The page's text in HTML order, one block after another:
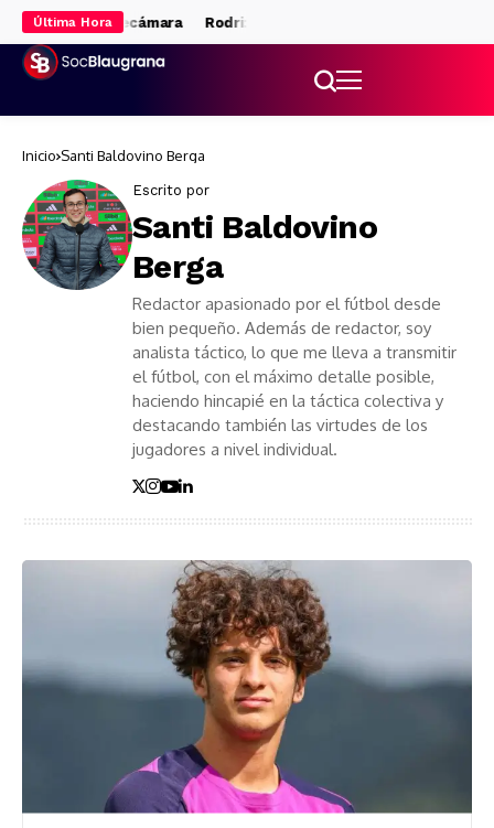
Última Hora
en la recámara Rodri: fichaje superlativo
Inicio Santi Baldovino Berga
Escrito por
Santi Baldovino
Berga
Redactor apasionado por el fútbol desde
bien pequeño. Además de redactor, soy
analista táctico, lo que me lleva a transmitir
el fútbol, con el máximo detalle posible,
haciendo hincapié en la táctica colectiva y
destacando también las virtudes de los
jugadores a nivel individual.